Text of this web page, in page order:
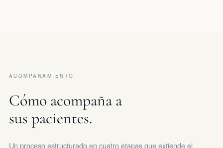
ACOMPAÑAMIENTO
Cómo acompaña a
sus pacientes.
Un proceso estructurado en cuatro etapas que extiende el